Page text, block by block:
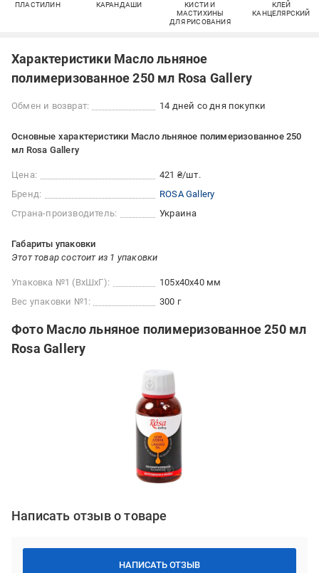
ПЛАСТИЛИН КАРАНДАШИ
КИСТИ И
МАСТИХИНЫ
ДЛЯ РИСОВАНИЯ
КЛЕЙ
КАНЦЕЛЯРСКИЙ
Характеристики Масло льняное
полимеризованное 250 мл Rosa Gallery
Обмен и возврат: 14 дней со дня покупки
Основные характеристики Масло льняное полимеризованное 250
мл Rosa Gallery
Цена:
421 ₴/шт.
Бренд:
ROSA Gallery
Страна-производитель:
Украина
Габариты упаковки
Этот товар состоит из 1 упаковки
Упаковка №1 (ВхШхГ):
105x40x40 мм
Вес упаковки №1:
300 г
Фото Масло льняное полимеризованное 250 мл
Rosa Gallery
Написать отзыв о товаре
НАПИСАТЬ ОТЗЫВ